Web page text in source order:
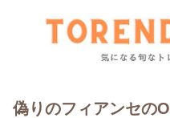
偽りのフィアンセの